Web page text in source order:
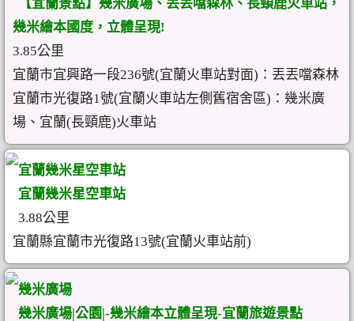
【宜蘭景點】幾米廣場、丟丟噹森林、長頸鹿火車站，
幾米繪本國度，立體呈現!
3.85公里
宜蘭市宜興路一段236號(宜蘭火車站對面)：丟丟噹森林
宜蘭市光復路1號(宜蘭火車站左側舊宿舍區)：幾米廣
場、宜蘭(長頸鹿)火車站
宜蘭幾米星空車站
宜蘭幾米星空車站
3.88公里
宜蘭縣宜蘭市光復路13號(宜蘭火車站前)
幾米廣場
幾米廣場|公園|-幾米繪本立體呈現-宜蘭旅遊景點